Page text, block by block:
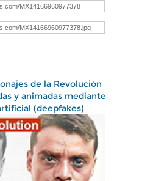
de la Revolución
y animadas mediante
(deepfakes)